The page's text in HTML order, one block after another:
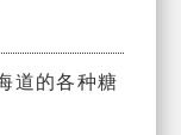
道的各种糖